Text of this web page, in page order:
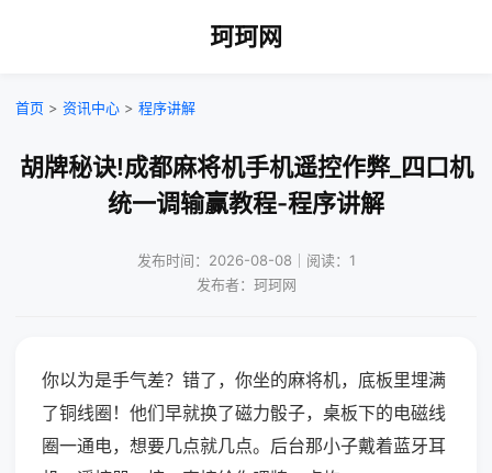
珂珂网
首页 > 资讯中心 > 程序讲解
胡牌秘诀!成都麻将机手机遥控作弊_四口机
统一调输赢教程-程序讲解
发布时间：2026-08-08｜阅读：1
发布者：珂珂网
你以为是手气差？错了，你坐的麻将机，底板里埋满
了铜线圈！他们早就换了磁力骰子，桌板下的电磁线
圈一通电，想要几点就几点。后台那小子戴着蓝牙耳